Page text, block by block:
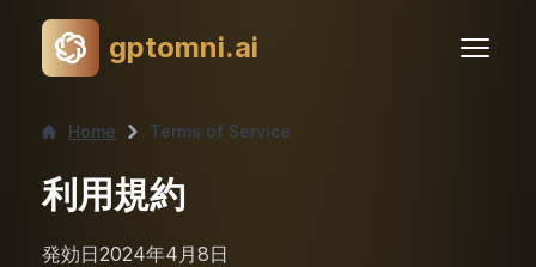
gptomni.ai
Home Terms of Service
利用規約
発効日2024年4月8日